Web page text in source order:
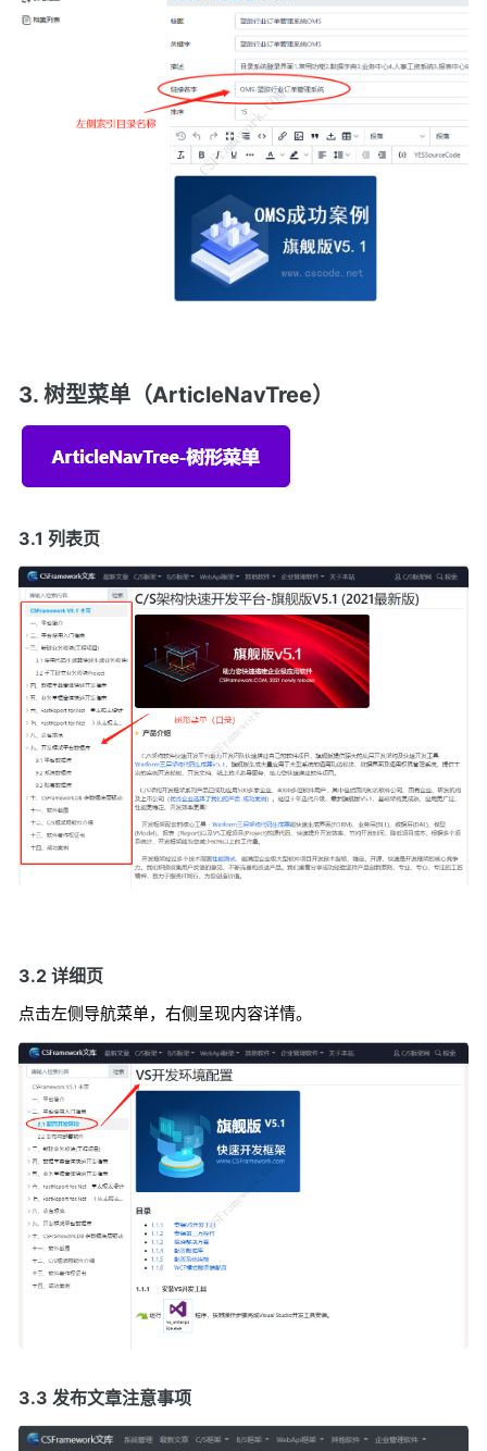
3. 树型菜单（ArticleNavTree）
3.1 列表页
3.2 详细页
点击左侧导航菜单，右侧呈现内容详情。
3.3 发布文章注意事项